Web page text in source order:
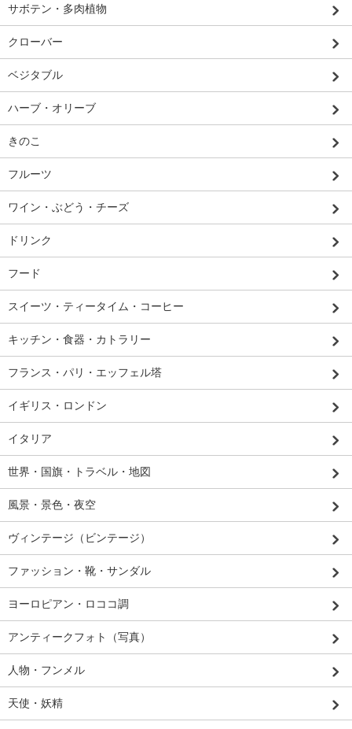
サボテン・多肉植物
クローバー
ベジタブル
ハーブ・オリーブ
きのこ
フルーツ
ワイン・ぶどう・チーズ
ドリンク
フード
スイーツ・ティータイム・コーヒー
キッチン・食器・カトラリー
フランス・パリ・エッフェル塔
イギリス・ロンドン
イタリア
世界・国旗・トラベル・地図
風景・景色・夜空
ヴィンテージ（ビンテージ）
ファッション・靴・サンダル
ヨーロピアン・ロココ調
アンティークフォト（写真）
人物・フンメル
天使・妖精